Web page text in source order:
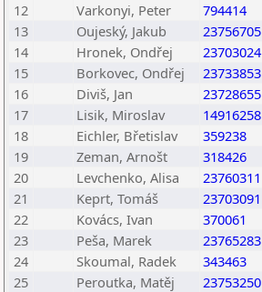
12
Varkonyi, Peter 794414
13
Oujeský, Jakub 23756705
14
Hronek, Ondřej 23703024
15
Borkovec, Ondřej 23733853
16
Diviš, Jan 23728655
17
Lisik, Miroslav 14916258
18
Eichler, Břetislav 359238
19
Zeman, Arnošt 318426
20
Levchenko, Alisa 23760311
21
Keprt, Tomáš 23703091
22
Kovács, Ivan 370061
23
Peša, Marek 23765283
24
Skoumal, Radek 343463
25
Peroutka, Matěj 23753250